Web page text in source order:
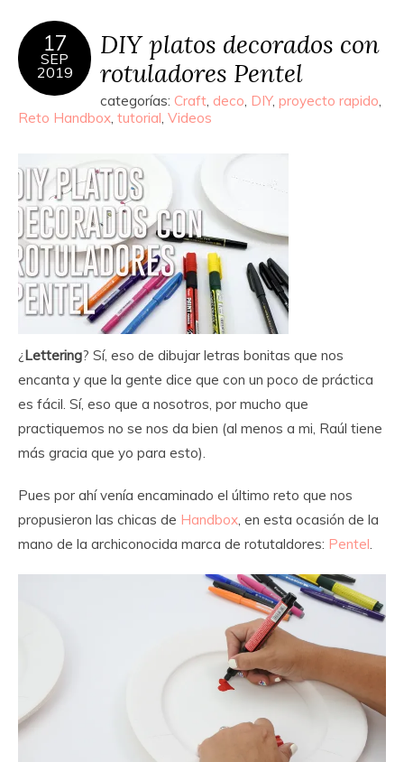
17
SEP
2019
DIY platos decorados con
rotuladores Pentel
categorías: Craft, deco, DIY, proyecto rapido,
Reto Handbox, tutorial, Videos
¿Lettering? Sí, eso de dibujar letras bonitas que nos
encanta y que la gente dice que con un poco de práctica
es fácil. Sí, eso que a nosotros, por mucho que
practiquemos no se nos da bien (al menos a mi, Raúl tiene
más gracia que yo para esto).
Pues por ahí venía encaminado el último reto que nos
propusieron las chicas de Handbox, en esta ocasión de la
mano de la archiconocida marca de rotutaldores: Pentel.